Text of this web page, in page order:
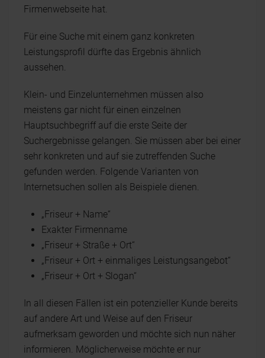
Firmenwebseite hat.
Für eine Suche mit einem ganz konkreten
Leistungsprofil dürfte das Ergebnis ähnlich
aussehen.
Klein- und Einzelunternehmen müssen also
meistens gar nicht für einen einzelnen
Hauptsuchbegriff auf die erste Seite der
Suchergebnisse gelangen. Sie müssen aber bei einer
sehr konkreten und auf sie zutreffenden Suche
gefunden werden. Folgende Varianten von
Internetsuchen sollen als Beispiele dienen.
„Friseur + Name“
Exakter Firmenname
„Friseur + Straße + Ort“
„Friseur + Ort + einmaliges Leistungsangebot“
„Friseur + Ort + Slogan“
In all diesen Fällen ist ein potenzieller Kunde bereits
auf andere Art und Weise auf den Friseur
aufmerksam geworden und möchte sich nun näher
informieren. Möglicherweise möchte er nur